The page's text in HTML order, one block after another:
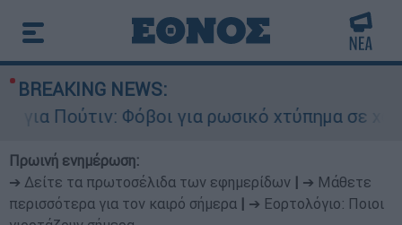
BREAKING NEWS:
Πούτιν: Φόβοι για ρωσικό χτύπημα σε χώρα
Πρωινή ενημέρωση:
➔ Δείτε τα πρωτοσέλιδα των εφημερίδων
➔ Μάθετε
περισσότερα για τον καιρό σήμερα
➔ Εορτολόγιο: Ποιοι